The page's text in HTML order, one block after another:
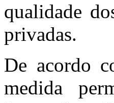
qualidade
privadas.
De acordo
medida